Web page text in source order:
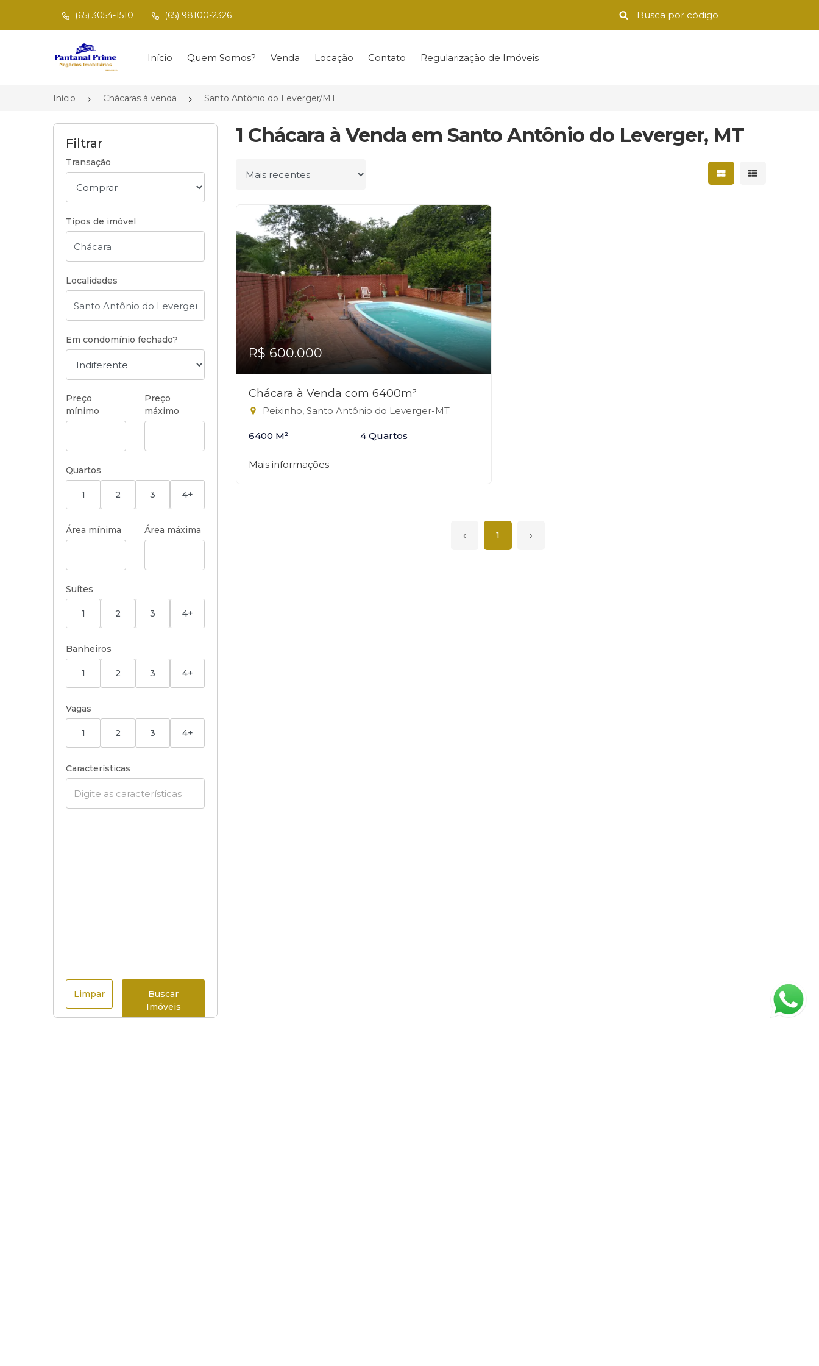
(65) 3054-1510 (65) 98100-2326
Página inicial
Início Quem Somos? Venda Locação Contato Regularização de Imóveis
Início Chácaras à venda Santo Antônio do Leverger/MT
Filtrar
Transação
Tipos de imóvel
Localidades
Em condomínio fechado?
Preço
mínimo
Preço
máximo
Quartos
1 2 3 4+
Área mínima Área máxima
Suítes
1 2 3 4+
Banheiros
1 2 3 4+
Vagas
1 2 3 4+
Características
Limpar
Buscar
Imóveis
1 Chácara à Venda em Santo Antônio do Leverger, MT
Ordenar por Mostrar resultados
Mostrar
R$ 600.000
Chácara à Venda com 6400m²
Peixinho, Santo Antônio do Leverger-MT
6400 M² 4 Quartos
Mais informações
‹ 1 ›